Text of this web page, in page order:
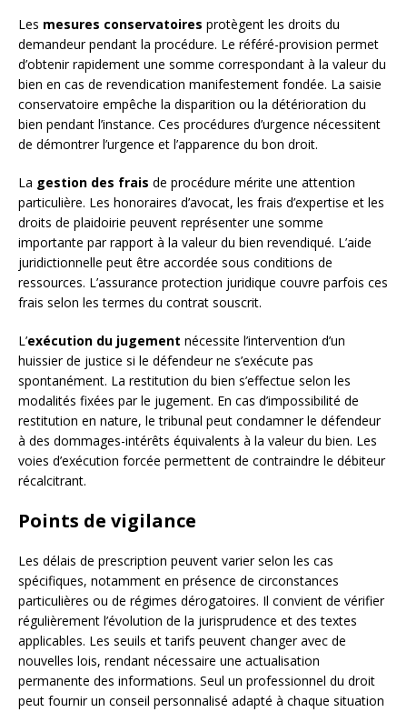
Les mesures conservatoires protègent les droits du
demandeur pendant la procédure. Le référé-provision permet
d’obtenir rapidement une somme correspondant à la valeur du
bien en cas de revendication manifestement fondée. La saisie
conservatoire empêche la disparition ou la détérioration du
bien pendant l’instance. Ces procédures d’urgence nécessitent
de démontrer l’urgence et l’apparence du bon droit.
La gestion des frais de procédure mérite une attention
particulière. Les honoraires d’avocat, les frais d’expertise et les
droits de plaidoirie peuvent représenter une somme
importante par rapport à la valeur du bien revendiqué. L’aide
juridictionnelle peut être accordée sous conditions de
ressources. L’assurance protection juridique couvre parfois ces
frais selon les termes du contrat souscrit.
L’exécution du jugement nécessite l’intervention d’un
huissier de justice si le défendeur ne s’exécute pas
spontanément. La restitution du bien s’effectue selon les
modalités fixées par le jugement. En cas d’impossibilité de
restitution en nature, le tribunal peut condamner le défendeur
à des dommages-intérêts équivalents à la valeur du bien. Les
voies d’exécution forcée permettent de contraindre le débiteur
récalcitrant.
Points de vigilance
Les délais de prescription peuvent varier selon les cas
spécifiques, notamment en présence de circonstances
particulières ou de régimes dérogatoires. Il convient de vérifier
régulièrement l’évolution de la jurisprudence et des textes
applicables. Les seuils et tarifs peuvent changer avec de
nouvelles lois, rendant nécessaire une actualisation
permanente des informations. Seul un professionnel du droit
peut fournir un conseil personnalisé adapté à chaque situation